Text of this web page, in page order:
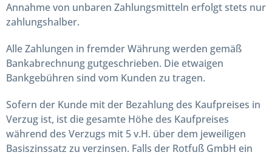
Annahme von unbaren Zahlungsmitteln erfolgt stets nur
zahlungshalber.
Alle Zahlungen in fremder Währung werden gemäß
Bankabrechnung gutgeschrieben. Die etwaigen
Bankgebühren sind vom Kunden zu tragen.
Sofern der Kunde mit der Bezahlung des Kaufpreises in
Verzug ist, ist die gesamte Höhe des Kaufpreises
während des Verzugs mit 5 v.H. über dem jeweiligen
Basiszinssatz zu verzinsen. Falls der Rotfuß GmbH ein